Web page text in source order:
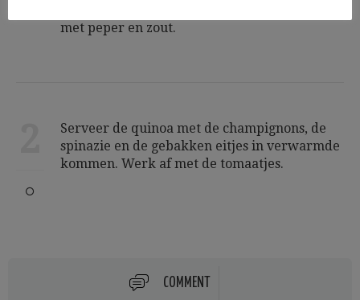
met peper en zout.
Serveer de quinoa met de champignons, de
spinazie en de gebakken eitjes in verwarmde
kommen. Werk af met de tomaatjes.
COMMENT